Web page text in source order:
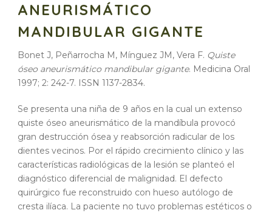
ANEURISMÁTICO
MANDIBULAR GIGANTE
Bonet J, Peñarrocha M, Mínguez JM, Vera F. Quiste
óseo aneurismático mandibular gigante. Medicina Oral
1997; 2: 242-7. ISSN 1137-2834.
Se presenta una niña de 9 años en la cual un extenso
quiste óseo aneurismático de la mandíbula provocó
gran destrucción ósea y reabsorción radicular de los
dientes vecinos. Por el rápido crecimiento clínico y las
características radiológicas de la lesión se planteó el
diagnóstico diferencial de malignidad. El defecto
quirúrgico fue reconstruido con hueso autólogo de
cresta ilíaca. La paciente no tuvo problemas estéticos o